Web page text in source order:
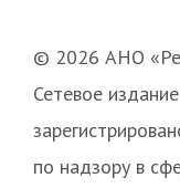
© 2026 АНО
Сетевое
по надзору в